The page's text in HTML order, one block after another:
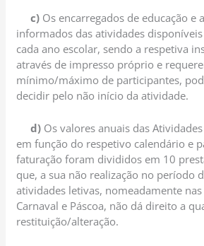
c) Os encarregados de educação e
informados das atividades
cada ano escolar, sendo a respetiva
através de impresso próprio e
mínimo/máximo de participantes,
decidir pelo não início da atividade.
d) Os valores anuais das
em função do respetivo calendário e
faturação foram divididos em 10
que, a sua não realização no período
atividades letivas, nomeadamente
Carnaval e Páscoa, não dá direito a
restituição/alteração.